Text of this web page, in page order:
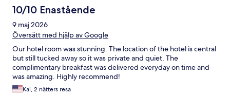
10/10 Enastående
9 maj 2026
Översätt med hjälp av Google
Our hotel room was stunning. The location of the hotel is central
but still tucked away so it was private and quiet. The
complimentary breakfast was delivered everyday on time and
was amazing. Highly recommend!
Kai, 2 nätters resa